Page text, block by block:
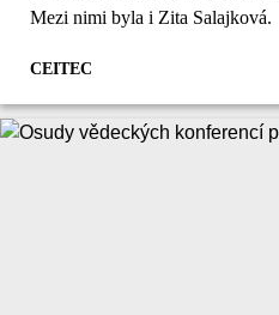
Mezi nimi byla i Zita Salajková.
CEITEC